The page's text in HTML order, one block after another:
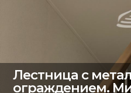
Лестница с
ограждением.